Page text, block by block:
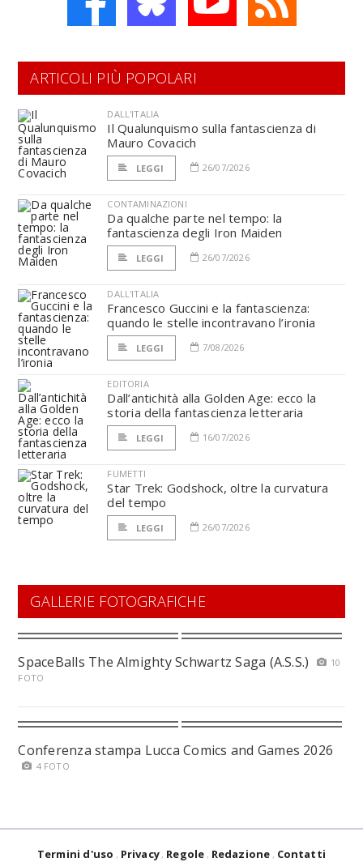
ARTICOLI PIÙ POPOLARI
DALL'ITALIA
Il Qualunquismo sulla fantascienza di
Mauro Covacich
LEGGI 26/07/2026
CONTAMINAZIONI
Da qualche parte nel tempo: la
fantascienza degli Iron Maiden
LEGGI 26/07/2026
DALL'ITALIA
Francesco Guccini e la fantascienza:
quando le stelle incontravano l’ironia
LEGGI 7/08/2026
EDITORIA
Dall’antichità alla Golden Age: ecco la
storia della fantascienza letteraria
LEGGI 16/07/2026
FUMETTI
Star Trek: Godshock, oltre la curvatura
del tempo
LEGGI 26/07/2026
GALLERIE FOTOGRAFICHE
SpaceBalls The Almighty Schwartz Saga (A.S.S.)
10
FOTO
Conferenza stampa Lucca Comics and Games 2026
4 FOTO
Termini d'uso Privacy Regole Redazione Contatti